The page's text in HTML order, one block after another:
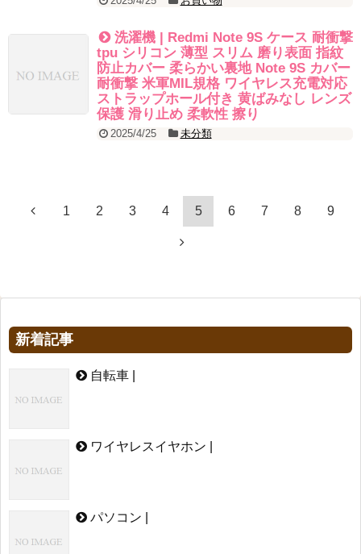
洗濯機 | Redmi Note 9S ケース 耐衝撃
tpu シリコン 薄型 スリム 磨り表面 指紋
防止カバー 柔らかい裏地 Note 9S カバー
耐衝撃 米軍MIL規格 ワイヤレス充電対応
ストラップホール付き 黄ばみなし レンズ
保護 滑り止め 柔軟性 擦り
2025/4/25 未分類
1 2 3 4 5 6 7 8 9
新着記事
自転車 |
ワイヤレスイヤホン |
パソコン |